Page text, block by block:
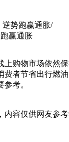
逆势跑赢通胀/
赢通胀
购物市场依然
者节省出行燃
考。
内容仅供网友